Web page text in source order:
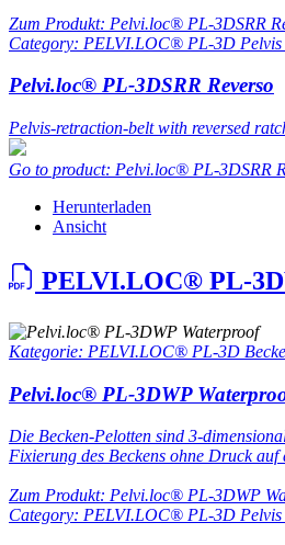
Zum Produkt: Pelvi.loc® PL-3DSRR
Category: PELVI.LOC® PL-3D Pelvis
Pelvi.loc® PL-3DSRR Reverso
Pelvis-retraction-belt with reversed
Go to product: Pelvi.loc® PL-3DSRR
Herunterladen
Ansicht
PELVI.LOC® PL-
Kategorie: PELVI.LOC® PL-3D
Pelvi.loc® PL-3DWP
Die Becken-Pelotten sind 3-
Fixierung des Beckens ohne Druck
Zum Produkt: Pelvi.loc® PL-3DWP
Category: PELVI.LOC® PL-3D Pelvis